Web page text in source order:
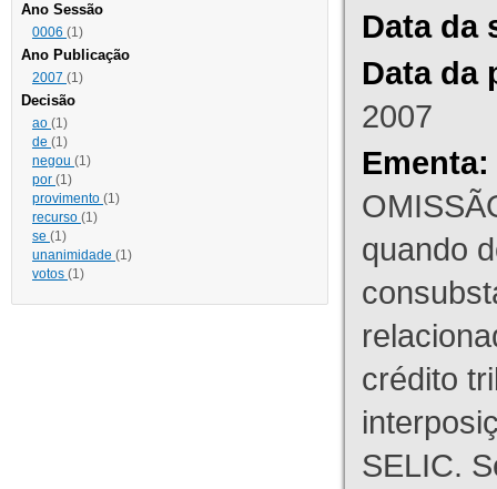
Ano Sessão
0006 (1)
Ano Publicação
2007 (1)
Decisão
ao (1)
de (1)
negou (1)
por (1)
provimento (1)
recurso (1)
se (1)
unanimidade (1)
votos (1)
Data da
Data da
2007
Ementa:
quando
crédito
SELIC.